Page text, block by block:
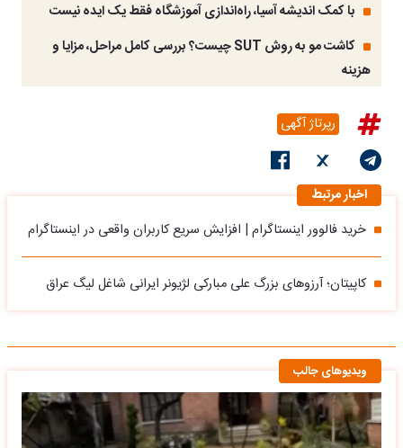
با کمک اندیشه آسیا، راه‌اندازی آموزشگاه فقط یک ایده نیست
کاشت مو به روش SUT چیست؟ بررسی کامل مراحل، مزایا و
هزینه
رپرتاژ آگهی
اخبار مرتبط
خرید فالوور اینستاگرام | افزایش سریع کاربران واقعی در اینستاگرام
کاپیتان؛ آرزوهای بزرگ علی مبارکی لژیونر ایرانی شاغل لیگ عراق
ویدیوهای جالب